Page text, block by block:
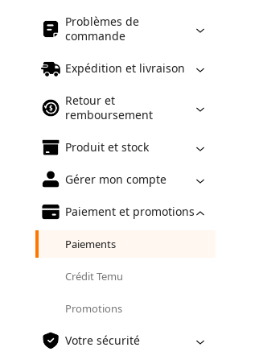
Problèmes de
commande
Expédition et livraison
Retour et
remboursement
Produit et stock
Gérer mon compte
Paiement et promotions
Paiements
Crédit Temu
Promotions
Votre sécurité